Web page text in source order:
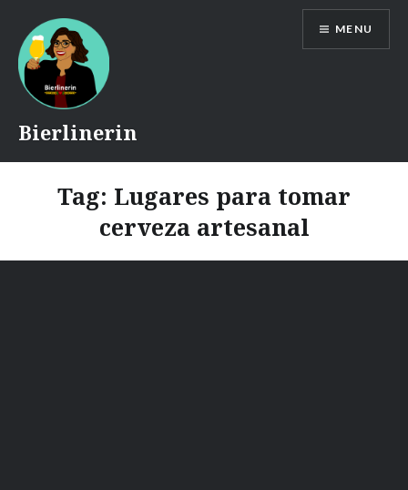
content
Bierlinerin
MENU
Tag: Lugares para tomar
cerveza artesanal